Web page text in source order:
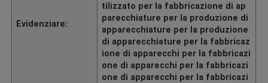
Evidenziare:
tilizzato per la fabbricazione di ap
parecchiature per la produzione di
apparecchiature per la produzione
di apparecchiature per la fabbricaz
ione di apparecchi per la fabbricazi
one di apparecchi per la fabbricazi
one di apparecchi per la fabbricazi